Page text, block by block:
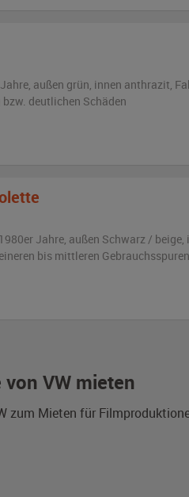
VW mieten
zum Mieten für
außen grün, innen anthrazit,
deutlichen Schäden
Jahre, außen Schwarz / beige,
bis mittleren Gebrauchsspuren